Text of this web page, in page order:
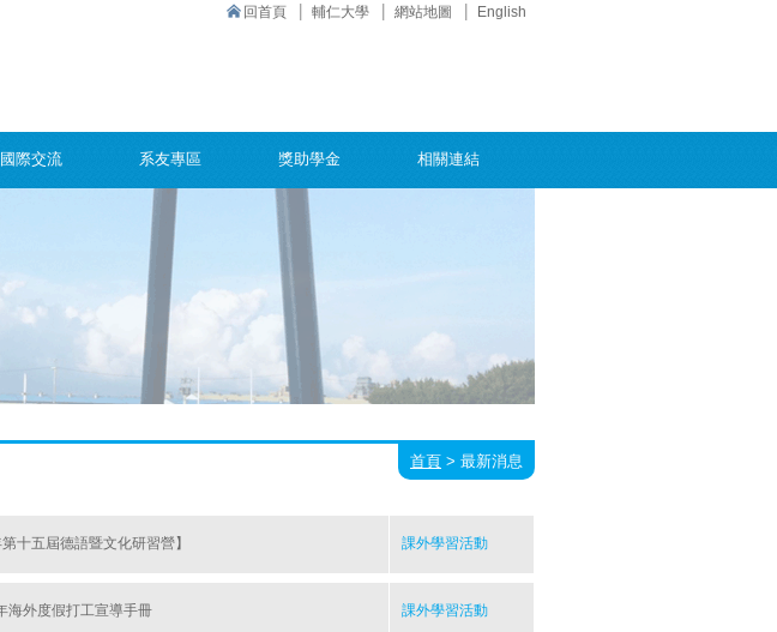
回首頁 輔仁大學 網站地圖 English
國際交流 系友專區 獎助學金 相關連結
首頁 > 最新消息
十五屆德語暨文化研習營】 課外學習活動
海外度假打工宣導手冊 課外學習活動